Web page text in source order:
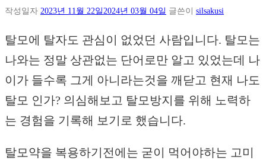
작성일자 2023년 11월 22일2024년 03월 04일 글쓴이 silsakusi
탈모에 탈자도 관심이 없었던 사람입니다. 탈모는
나와는 정말 상관없는 단어로만 알고 있었는데 나
이가 들수록 그게 아니라는것을 깨닫고 현재 나도
탈모 인가? 의심해보고 탈모방지를 위해 노력하
는 경험을 기록해 보기로 했습니다.
탈모약을 복용하기전에는 굳이 먹어야하는 고미